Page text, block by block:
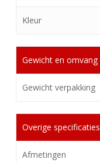
Kleur
Gewicht en omvang
Gewicht verpakking
Overige specificaties
Afmetingen